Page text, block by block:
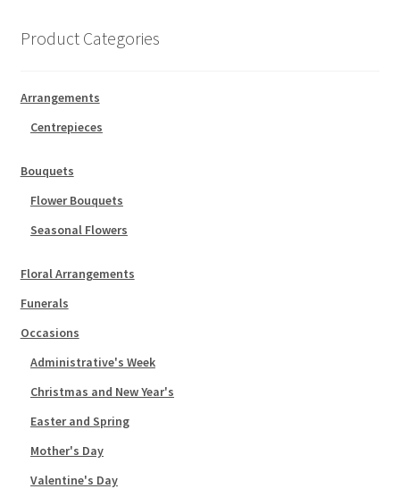
Product Categories
Arrangements
Centrepieces
Bouquets
Flower Bouquets
Seasonal Flowers
Floral Arrangements
Funerals
Occasions
Administrative's Week
Christmas and New Year's
Easter and Spring
Mother's Day
Valentine's Day